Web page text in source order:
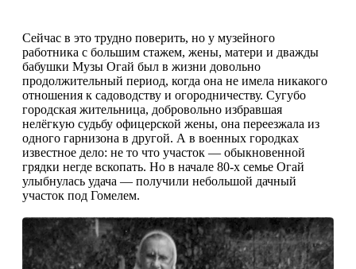
Сейчас в это трудно поверить, но у музейного
работника с большим стажем, жены, матери и дважды
бабушки Музы Огай был в жизни довольно
продолжительный период, когда она не имела никакого
отношения к садоводству и огородничеству. Сугубо
городская жительница, добровольно избравшая
нелёгкую судьбу офицерской жены, она переезжала из
одного гарнизона в другой. А в военных городках
известное дело: не то что участок — обыкновенной
грядки негде вскопать. Но в начале 80-х семье Огай
улыбнулась удача — получили небольшой дачный
участок под Гомелем.